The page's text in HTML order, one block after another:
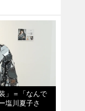
」＝「なんで
塩川夏子さ